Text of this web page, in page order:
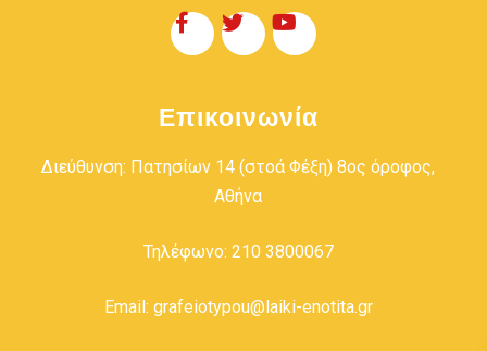
Επικοινωνία
Διεύθυνση: Πατησίων 14 (στοά Φέξη) 8ος όροφος,
Αθήνα
Τηλέφωνο: 210 3800067
Email: grafeiotypou@laiki-enotita.gr